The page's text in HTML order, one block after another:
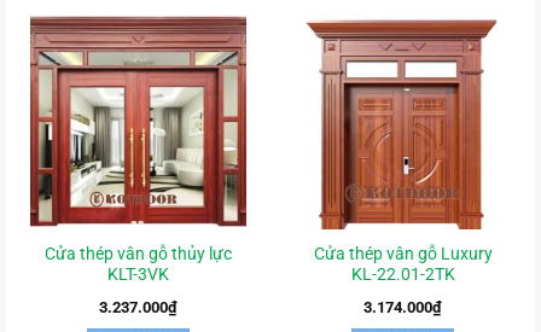
Cửa thép vân gỗ thủy lực
KLT-3VK
3.237.000₫
Cửa thép vân gỗ Luxury
KL-22.01-2TK
3.174.000₫